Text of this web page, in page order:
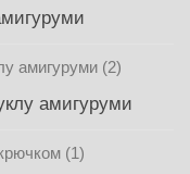
амигуруми